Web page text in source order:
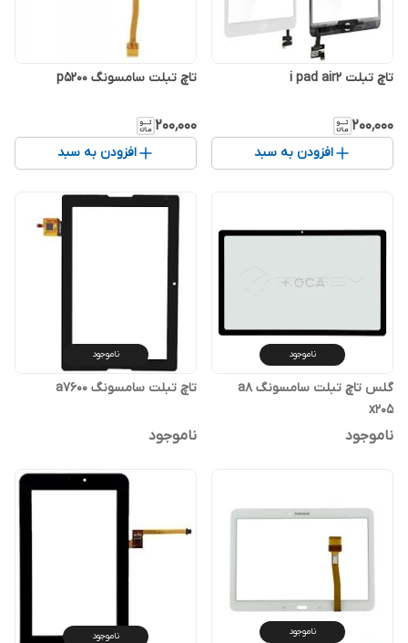
تاچ تبلت i pad air2
۲۰۰٬۰۰۰
افزودن به سبد
تاچ تبلت سامسونگ p5200
۲۰۰٬۰۰۰
افزودن به سبد
ناموجود
گلس تاچ تبلت سامسونگ a8
x205
ناموجود
ناموجود
تاچ تبلت سامسونگ a7600
ناموجود
ناموجود ناموجود